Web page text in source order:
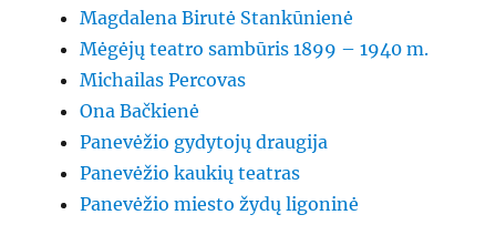
Magdalena Birutė Stankūnienė
Mėgėjų teatro sambūris 1899 – 1940 m.
Michailas Percovas
Ona Bačkienė
Panevėžio gydytojų draugija
Panevėžio kaukių teatras
Panevėžio miesto žydų ligoninė